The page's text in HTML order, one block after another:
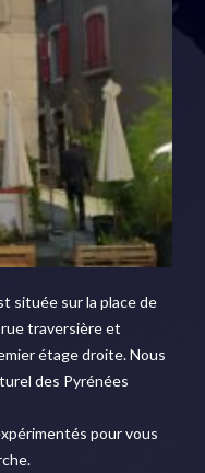
située sur la place de
rue traversière et
étage droite. Nous
des Pyrénées
pour vous